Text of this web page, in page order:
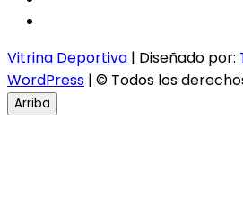
Vitrina Deportiva | Diseñado por:
WordPress | © Todos los
Arriba